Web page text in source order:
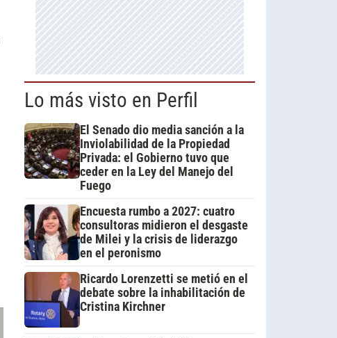
Lo más visto en Perfil
El Senado dio media sanción a la
Inviolabilidad de la Propiedad
Privada: el Gobierno tuvo que
ceder en la Ley del Manejo del
Fuego
Encuesta rumbo a 2027: cuatro
consultoras midieron el desgaste
de Milei y la crisis de liderazgo
en el peronismo
Ricardo Lorenzetti se metió en el
debate sobre la inhabilitación de
Cristina Kirchner